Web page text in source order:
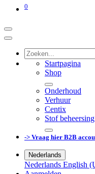
0
Startpagina
Shop
Onderhoud
Verhuur
Centix
Stof beheersing
-> Vraag hier B2B
Nederlands
Nederlands English